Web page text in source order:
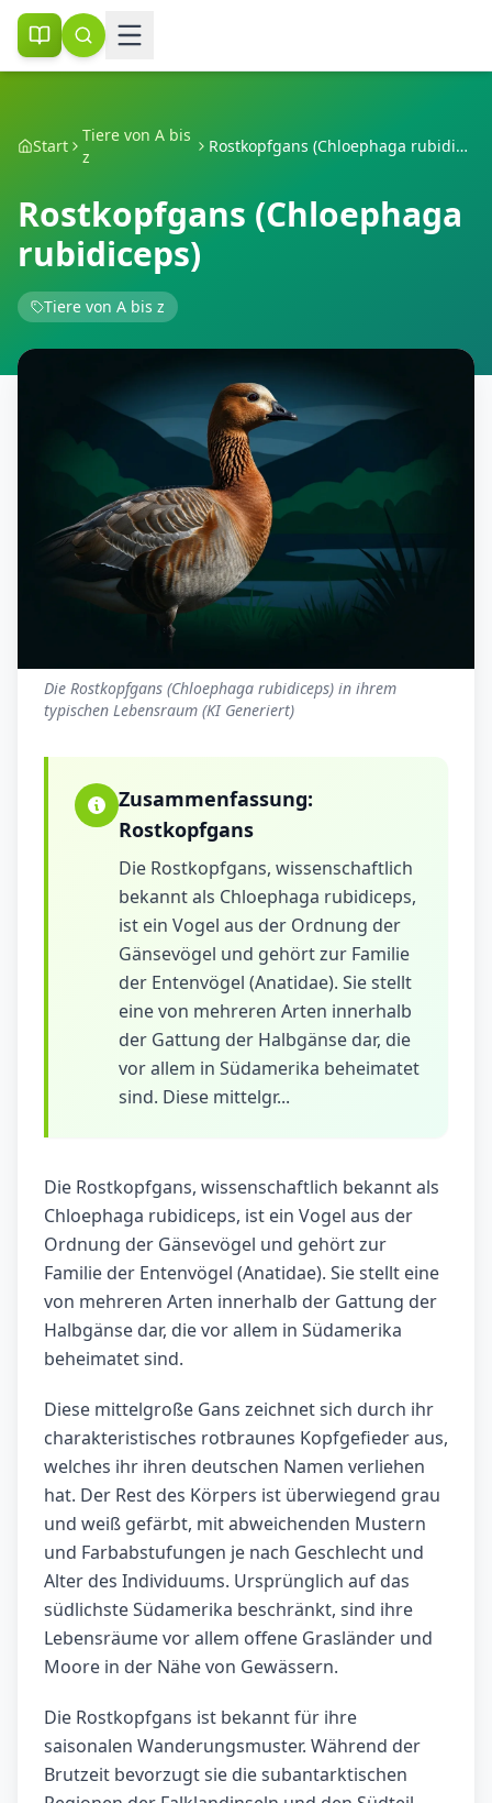
Start
Tiere von A bis
z
Rostkopfgans (Chloephaga rubidiceps)
Rostkopfgans (Chloephaga
rubidiceps)
Tiere von A bis z
Die Rostkopfgans (Chloephaga rubidiceps) in ihrem
typischen Lebensraum (KI Generiert)
Zusammenfassung:
Rostkopfgans
Die Rostkopfgans, wissenschaftlich
bekannt als Chloephaga rubidiceps,
ist ein Vogel aus der Ordnung der
Gänsevögel und gehört zur Familie
der Entenvögel (Anatidae). Sie stellt
eine von mehreren Arten innerhalb
der Gattung der Halbgänse dar, die
vor allem in Südamerika beheimatet
sind. Diese mittelgr...
Die Rostkopfgans, wissenschaftlich bekannt als
Chloephaga rubidiceps, ist ein Vogel aus der
Ordnung der Gänsevögel und gehört zur
Familie der Entenvögel (Anatidae). Sie stellt eine
von mehreren Arten innerhalb der Gattung der
Halbgänse dar, die vor allem in Südamerika
beheimatet sind.
Diese mittelgroße Gans zeichnet sich durch ihr
charakteristisches rotbraunes Kopfgefieder aus,
welches ihr ihren deutschen Namen verliehen
hat. Der Rest des Körpers ist überwiegend grau
und weiß gefärbt, mit abweichenden Mustern
und Farbabstufungen je nach Geschlecht und
Alter des Individuums. Ursprünglich auf das
südlichste Südamerika beschränkt, sind ihre
Lebensräume vor allem offene Grasländer und
Moore in der Nähe von Gewässern.
Die Rostkopfgans ist bekannt für ihre
saisonalen Wanderungsmuster. Während der
Brutzeit bevorzugt sie die subantarktischen